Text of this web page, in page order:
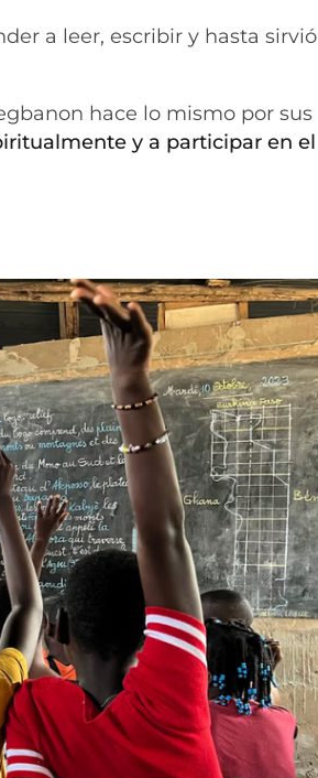
a leer, escribir y hasta sirvió
hace lo mismo por sus
y a participar en el